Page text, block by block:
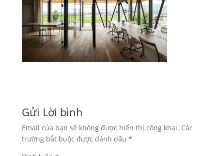
Gửi Lời bình
Email của bạn sẽ không được hiển thị công khai. Các
trường bắt buộc được đánh dấu *